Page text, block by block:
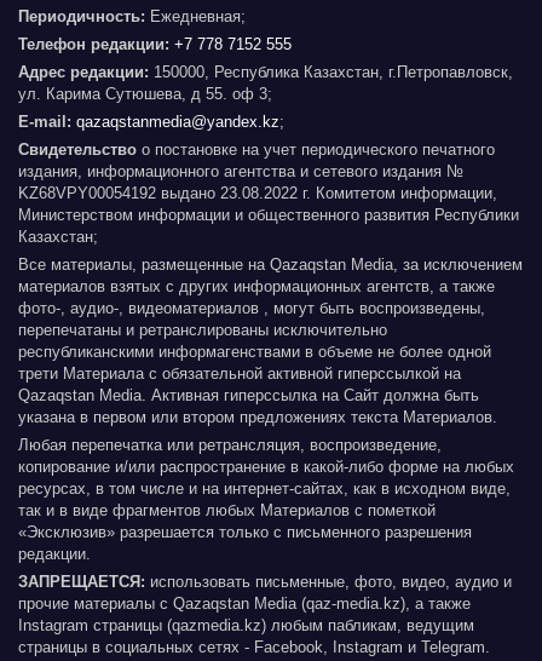
Периодичность: Ежедневная;
Телефон редакции: +7 778 7152 555
Адрес редакции: 150000, Республика Казахстан, г.Петропавловск,
ул. Карима Сутюшева, д 55. оф 3;
E-mail: qazaqstanmedia@yandex.kz;
Свидетельство о постановке на учет периодического печатного
издания, информационного агентства и сетевого издания №
KZ68VPY00054192 выдано 23.08.2022 г. Комитетом информации,
Министерством информации и общественного развития Республики
Казахстан;
Все материалы, размещенные на Qazaqstan Media, за исключением
материалов взятых с других информационных агентств, а также
фото-, аудио-, видеоматериалов , могут быть воспроизведены,
перепечатаны и ретранслированы исключительно
республиканскими информагенствами в объеме не более одной
трети Материала с обязательной активной гиперссылкой на
Qazaqstan Media. Активная гиперссылка на Сайт должна быть
указана в первом или втором предложениях текста Материалов.
Любая перепечатка или ретрансляция, воспроизведение,
копирование и/или распространение в какой-либо форме на любых
ресурсах, в том числе и на интернет-сайтах, как в исходном виде,
так и в виде фрагментов любых Материалов с пометкой
«Эксклюзив» разрешается только с письменного разрешения
редакции.
ЗАПРЕЩАЕТСЯ: использовать письменные, фото, видео, аудио и
прочие материалы с Qazaqstan Media (qaz-media.kz), а также
Instagram страницы (qazmedia.kz) любым пабликам, ведущим
страницы в социальных сетях - Facebook, Instagram и Telegram.